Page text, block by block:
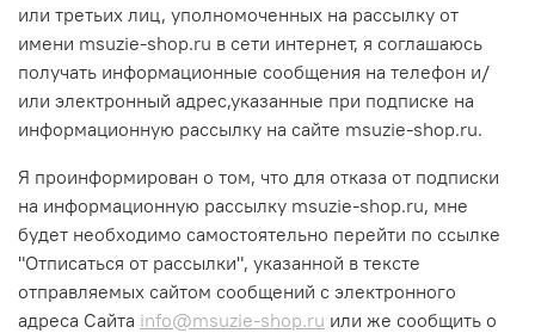
или третьих лиц, уполномоченных на рассылку от
имени msuzie-shop.ru в сети интернет, я соглашаюсь
получать информационные сообщения на телефон и/
или электронный адрес,указанные при подписке на
информационную рассылку на сайте msuzie-shop.ru.
Я проинформирован о том, что для отказа от подписки
на информационную рассылку msuzie-shop.ru, мне
будет необходимо самостоятельно перейти по ссылке
"Отписаться от рассылки", указанной в тексте
отправляемых сайтом сообщений с электронного
адреса Сайта info@msuzie-shop.ru или же сообщить о